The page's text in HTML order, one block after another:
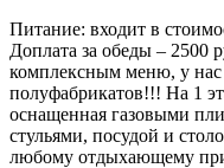
Питание: входит в
Доплата за обеды – 2500
комплексным меню, у нас
полуфабрикатов!!! На 1
оснащенная газовыми
стульями, посудой и
любому отдыхающему